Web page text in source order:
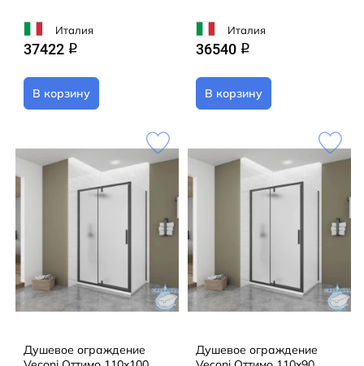
поддона)
Италия
37422 q
В корзину
поддона)
Италия
36540 q
В корзину
Душевое ограждение
Душевое ограждение